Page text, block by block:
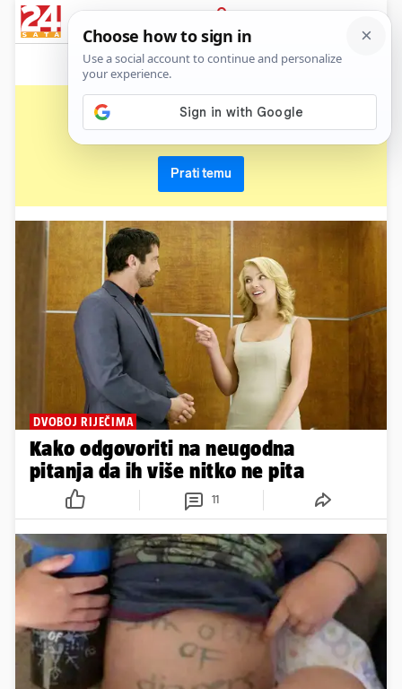
PRIJAVA
News
bezobrazluk
Prati temu
DVOBOJ RIJEČIMA
Kako odgovoriti na neugodna
pitanja da ih više nitko ne pita
11